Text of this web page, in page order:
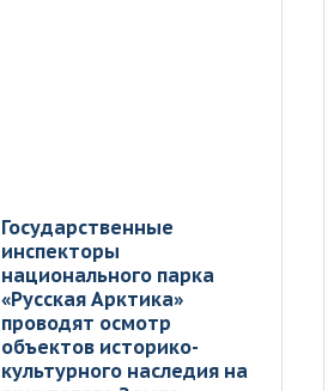
Государственные
инспекторы
национального парка
«Русская Арктика»
проводят осмотр
объектов историко-
культурного наследия на